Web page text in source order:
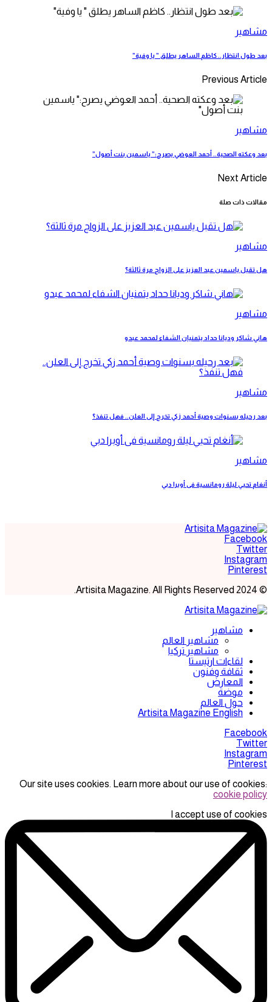
مشاهير
بعد طول انتظار.. كاظم الساهر يطلق ” يا وفية”
Previous Article
مشاهير
بعد وعكته الصحية.. أحمد العوضي يصرح:” ياسمين بنت أصول”
Next Article
مقالات ذات صلة
مشاهير
هل تقبل ياسمين عبد العزيز على الزواج مرة ثالثة؟
مشاهير
هاني شاكر وديانا حداد يتمنيان الشفاء لمحمد عبدو
مشاهير
بعد رحيله بسنوات وصية أحمد زكي تخرج إلى العلن.. فهل تنفذ؟
مشاهير
أنغام تحيي ليلة رومانسية فى أوبرا دبي
Facebook
Twitter
Instagram
Pinterest
© 2024 Artisita Magazine. All Rights Reserved.
مشاهير
مشاهير العالم
مشاهير تركيا
لقاءات ارتيستا
ثقافة وفنون
المعارض
موضة
حول العالم
Artisita Magazine English
Facebook
Twitter
Instagram
Pinterest
Our site uses cookies. Learn more about our use of cookies:
cookie policy
I accept use of cookies